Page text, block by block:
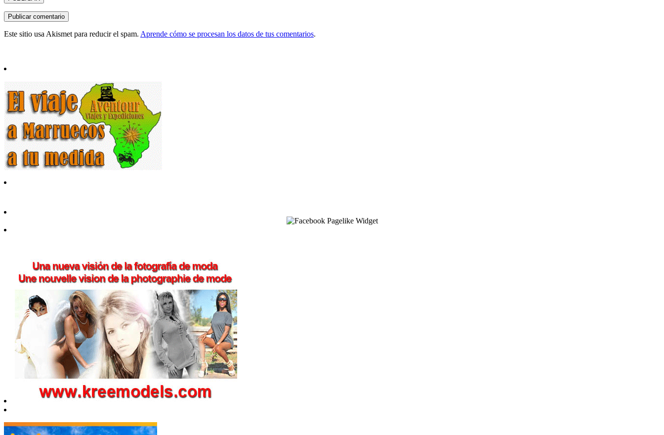
Este sitio usa Akismet para reducir el spam. Aprende cómo se procesan los datos de tus comentarios.